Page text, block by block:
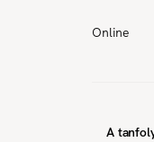
Online
A